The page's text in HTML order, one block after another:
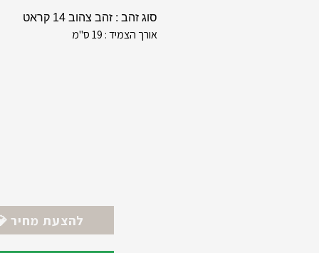
סוג זהב : זהב צהוב 14 קראט
אורך הצמיד : 19 ס"מ
💎 להצעת מחיר